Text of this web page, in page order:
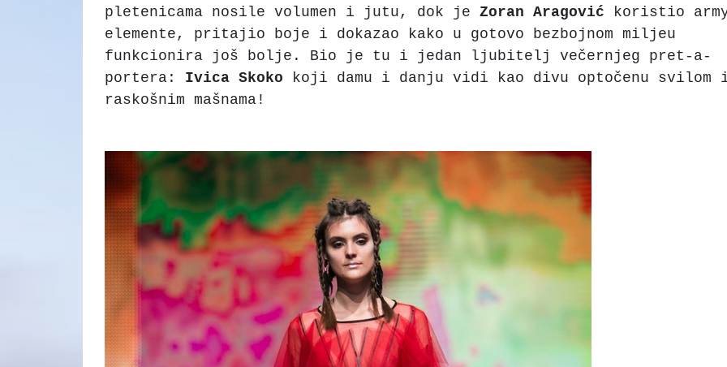
pletenicama nosile volumen i jutu, dok je Zoran Aragović koristio
elemente, pritajio boje i dokazao kako u gotovo bezbojnom miljeu
funkcionira još bolje. Bio je tu i jedan ljubitelj večernjeg pret-a-
portera: Ivica Skoko koji damu i danju vidi kao divu optočenu svilom
raskošnim mašnama!